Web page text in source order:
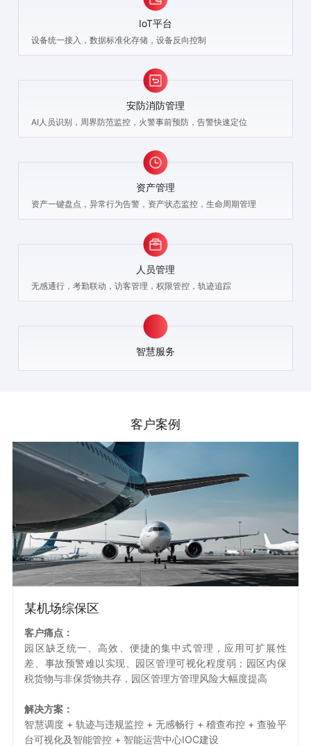
IoT平台
设备统一接入，数据标准化存储，设备反向控制
安防消防管理
AI人员识别，周界防范监控，火警事前预防，告警快速定位
资产管理
资产一键盘点，异常行为告警，资产状态监控，生命周期管理
人员管理
无感通行，考勤联动，访客管理，权限管控，轨迹追踪
智慧服务
客户案例
某机场综保区
客户痛点：
园区缺乏统一、高效、便捷的集中式管理，应用可扩展性
差、事故预警难以实现、园区管理可视化程度弱；园区内保
税货物与非保货物共存，园区管理方管理风险大幅度提高
解决方案：
智慧调度 + 轨迹与违规监控 + 无感畅行 + 稽查布控 + 查验平
台可视化及智能管控 + 智能运营中心IOC建设